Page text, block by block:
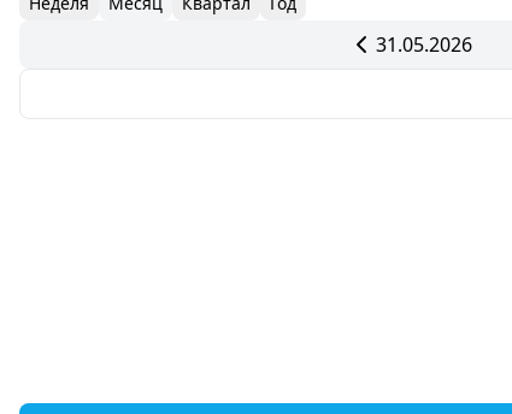
31.05.2026